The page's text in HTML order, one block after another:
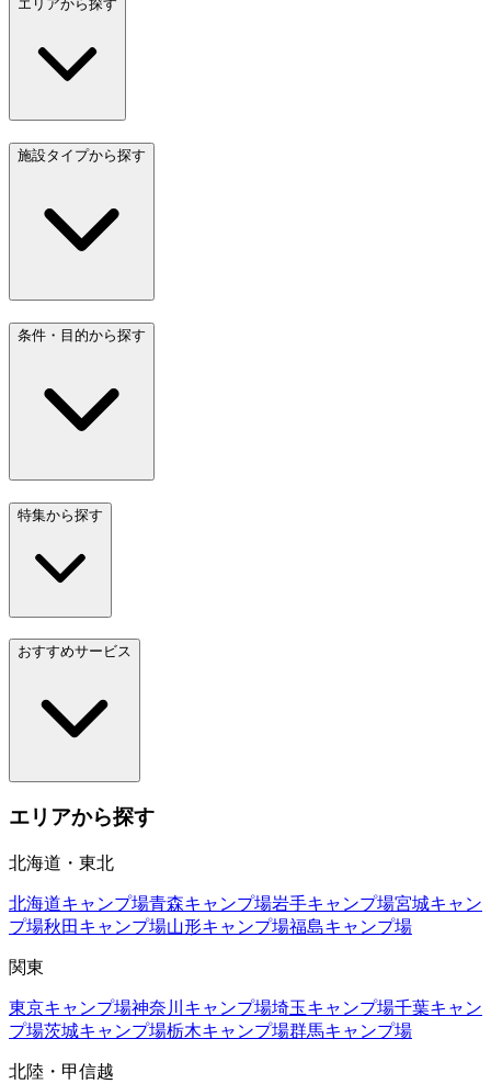
エリアから探す
施設タイプから探す
条件・目的から探す
特集から探す
おすすめサービス
エリアから探す
北海道・東北
北海道キャンプ場青森キャンプ場岩手キャンプ場宮城キャン
プ場秋田 キャンプ場山形キャンプ場福島キャンプ場
関東
東京キャンプ場神奈川 キャンプ場埼玉キャンプ場千葉キャン
プ場茨城キャンプ場栃木キャンプ場群馬キャンプ場
北陸・甲信越